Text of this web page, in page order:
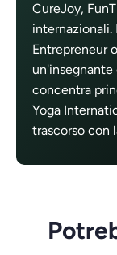
CureJoy,
internazionali.
Entrepreneur
un'insegnante
concentra
Yoga
trascorso con